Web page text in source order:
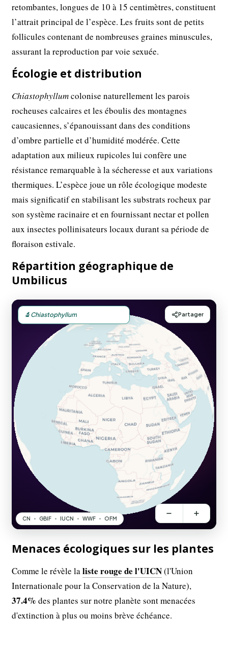
retombantes, longues de 10 à 15 centimètres, constituent
l’attrait principal de l’espèce. Les fruits sont de petits
follicules contenant de nombreuses graines minuscules,
assurant la reproduction par voie sexuée.
Écologie et distribution
Chiastophyllumcolonise naturellement les parois
rocheuses calcaires et les éboulis des montagnes
caucasiennes, s’épanouissant dans des conditions
d’ombre partielle et d’humidité modérée. Cette
adaptation aux milieux rupicoles lui confère une
résistance remarquable à la sécheresse et aux variations
thermiques. L’espèce joue un rôle écologique modeste
mais significatif en stabilisant les substrats rocheux par
son système racinaire et en fournissant nectar et pollen
aux insectes pollinisateurs locaux durant sa période de
floraison estivale.
Répartition géographique de
Umbilicus
Menaces écologiques sur les plantes
Comme le révèle laliste rouge de l'UICN(l'Union
Internationale pour la Conservation de la Nature),
37.4% des plantes sur notre planète sont menacées
d'extinction à plus ou moins brève échéance.